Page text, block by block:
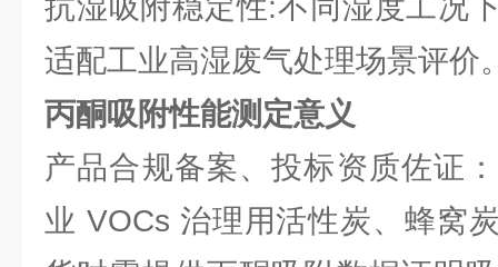
抗湿吸附稳定性:不同湿度工况
适配工业高湿废气处理场景评价
丙酮吸附性能测定意义
产品合规备案、投标资质佐证
业 VOCs 治理用活性炭、蜂窝